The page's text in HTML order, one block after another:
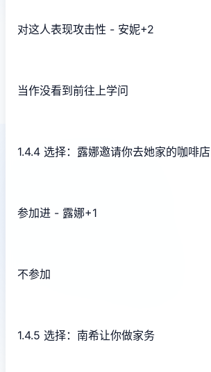
对这人表现攻击性 - 安妮+2
当作没看到前往上学问
1.4.4 选择：露娜邀请你去她家的咖啡店
参加进 - 露娜+1
不参加
1.4.5 选择：南希让你做家务